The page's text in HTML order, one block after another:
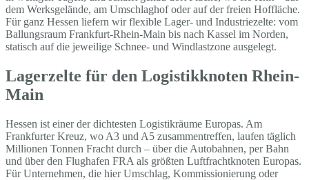
dem Werksgelände, am Umschlaghof oder auf der freien Hoffläche.
Für ganz Hessen liefern wir flexible Lager- und Industriezelte: vom
Ballungsraum Frankfurt-Rhein-Main bis nach Kassel im Norden,
statisch auf die jeweilige Schnee- und Windlastzone ausgelegt.
Lagerzelte für den Logistikknoten Rhein-
Main
Hessen ist einer der dichtesten Logistikräume Europas. Am
Frankfurter Kreuz, wo A3 und A5 zusammentreffen, laufen täglich
Millionen Tonnen Fracht durch – über die Autobahnen, per Bahn
und über den Flughafen FRA als größten Luftfrachtknoten Europas.
Für Unternehmen, die hier Umschlag, Kommissionierung oder